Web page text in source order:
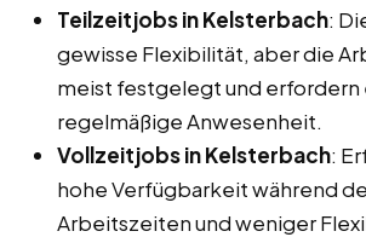
Teilzeitjobs in Kelsterbach:
gewisse Flexibilität, aber die
meist festgelegt und erfordern
regelmäßige Anwesenheit.
Vollzeitjobs in Kelsterbach:
hohe Verfügbarkeit während
Arbeitszeiten und weniger